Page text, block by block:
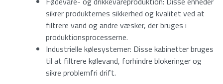
Samtykke*
Jeg accepterer privatlivspolitikken.*
Anti-SPAM*
Indtast et nummer fra 16til
sikrer produkternes sikkerhed og kvalitet ved at
filtrere vand og andre væsker, der bruges i
produktionsprocesserne.
Industrielle kølesystemer: Disse kabinetter bruges
til at filtrere kølevand, forhindre blokeringer og
sikre problemfri drift.